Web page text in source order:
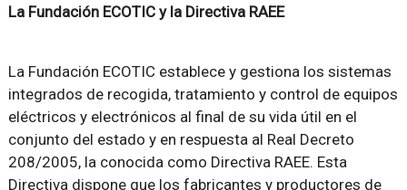
La Fundación ECOTIC y la Directiva RAEE
La Fundación ECOTIC establece y gestiona los sistemas
integrados de recogida, tratamiento y control de equipos
eléctricos y electrónicos al final de su vida útil en el
conjunto del estado y en respuesta al Real Decreto
208/2005, la conocida como Directiva RAEE. Esta
Directiva dispone que los fabricantes y productores de